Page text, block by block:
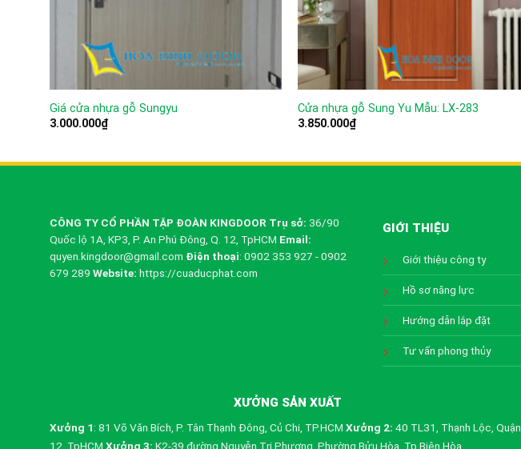
Giá cửa nhựa gỗ Sungyu
3.000.000₫
Cửa nhựa gỗ Sung Yu Mẫu: LX-283
3.850.000₫
CÔNG TY CỔ PHẦN TẬP ĐOÀN KINGDOOR Trụ sở: 36/90
Quốc lộ 1A, KP3, P. An Phú Đông, Q. 12, TpHCM Email:
quyen.kingdoor@gmail.com Điện thoại: 0902 353 927 - 0902
679 289 Website: https://cuaducphat.com
GIỚI THIỆU
Giới thiệu công ty
Hồ sơ năng lực
Hướng dẫn lắp đặt
Tư vấn phong thủy
XƯỞNG SẢN XUẤT
Xưởng 1: 81 Võ Văn Bích, P. Tân Thạnh Đông, Củ Chi, TP.HCM Xưởng 2: 40 TL31, Thạnh Lộc, Quận
12, TpHCM Xưởng 3: K2-39 đường Nguyễn Tri Phương, Phường Bửu Hòa, Tp Biên Hòa